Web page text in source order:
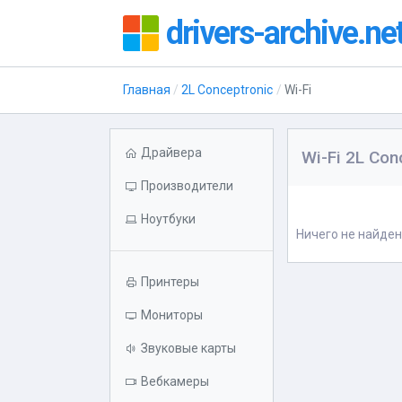
drivers-
Главная 2L Conceptronic Wi-Fi
Драйвера
Производители
Ноутбуки
Принтеры
Мониторы
Звуковые карты
Вебкамеры
Wi-Fi 2L
Ничего не